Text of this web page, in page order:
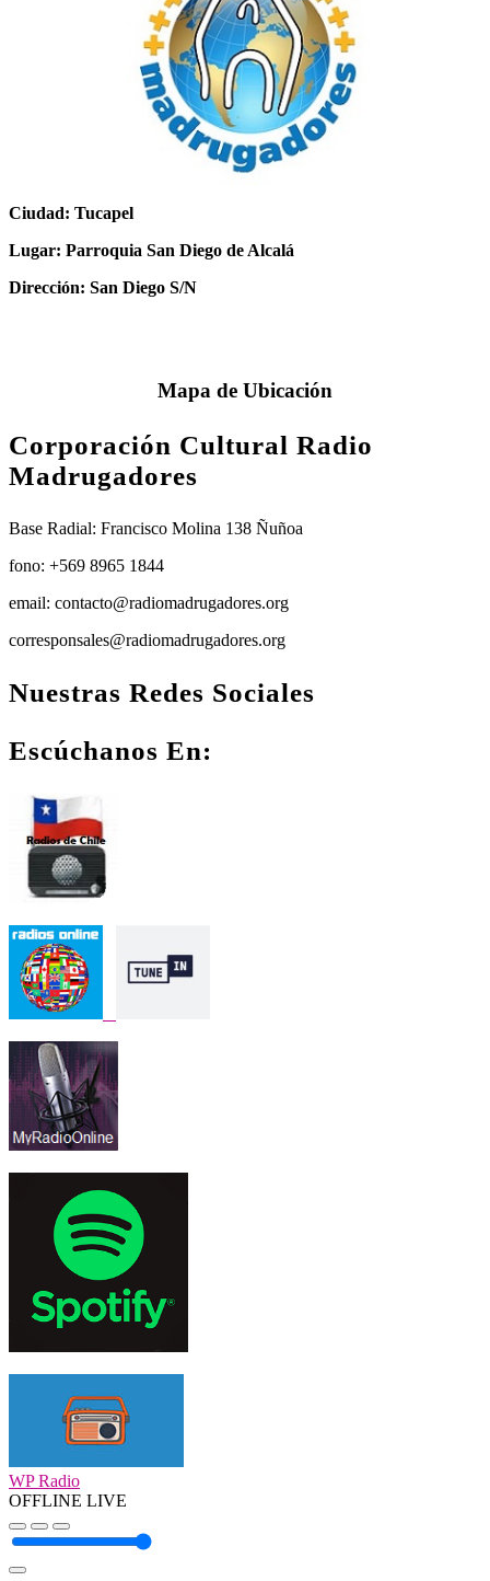
Ciudad: Tucapel
Lugar: Parroquia San Diego de Alcalá
Dirección: San Diego S/N
Mapa de Ubicación
Corporación Cultural Radio
Madrugadores
Base Radial: Francisco Molina 138 Ñuñoa
fono: +569 8965 1844
email: contacto@radiomadrugadores.org
corresponsales@radiomadrugadores.org
Nuestras Redes Sociales
Facebook
Instagram
Youtube
Escúchanos En:
WP Radio
OFFLINE LIVE